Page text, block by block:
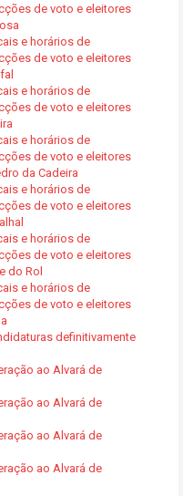
de voto e eleitores
e horários de
de voto e eleitores
e horários de
de voto e eleitores
e horários de
de voto e eleitores
da Cadeira
e horários de
de voto e eleitores
e horários de
de voto e eleitores
do Rol
e horários de
de voto e eleitores
definitivamente
ao Alvará de
ao Alvará de
ao Alvará de
ao Alvará de